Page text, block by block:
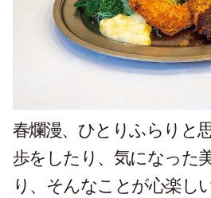
春爛漫、ひとりふらりと
歩をしたり、気になった
り、そんなことが心楽し